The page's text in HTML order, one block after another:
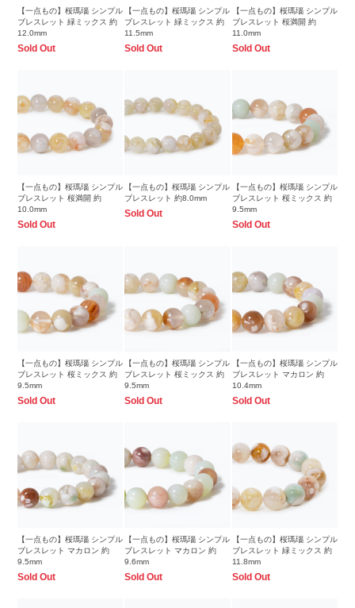
【一点もの】桜瑪瑙 シンプル
ブレスレット 緑ミックス 約
12.0mm
Sold Out
【一点もの】桜瑪瑙 シンプル
ブレスレット 緑ミックス 約
11.5mm
Sold Out
【一点もの】桜瑪瑙 シンプル
ブレスレット 桜満開 約
11.0mm
Sold Out
【一点もの】桜瑪瑙 シンプル
ブレスレット 桜満開 約
10.0mm
Sold Out
【一点もの】桜瑪瑙 シンプル
ブレスレット 約8.0mm
Sold Out
【一点もの】桜瑪瑙 シンプル
ブレスレット 桜ミックス 約
9.5mm
Sold Out
【一点もの】桜瑪瑙 シンプル
ブレスレット 桜ミックス 約
9.5mm
Sold Out
【一点もの】桜瑪瑙 シンプル
ブレスレット 桜ミックス 約
9.5mm
Sold Out
【一点もの】桜瑪瑙 シンプル
ブレスレット マカロン 約
10.4mm
Sold Out
【一点もの】桜瑪瑙 シンプル
ブレスレット マカロン 約
9.5mm
Sold Out
【一点もの】桜瑪瑙 シンプル
ブレスレット マカロン 約
9.6mm
Sold Out
【一点もの】桜瑪瑙 シンプル
ブレスレット 緑ミックス 約
11.8mm
Sold Out